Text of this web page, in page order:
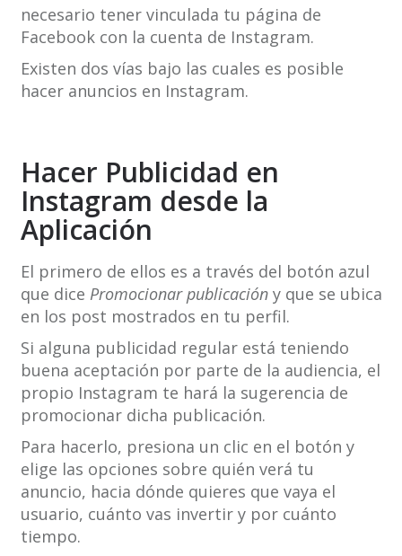
necesario tener vinculada tu página de
Facebook con la cuenta de Instagram.
Existen dos vías bajo las cuales es posible
hacer anuncios en Instagram.
Hacer Publicidad en
Instagram desde la
Aplicación
El primero de ellos es a través del botón azul
que dice Promocionar publicacióny que se ubica
en los post mostrados en tu perfil.
Si alguna publicidad regular está teniendo
buena aceptación por parte de la audiencia, el
propio Instagram te hará la sugerencia de
promocionar dicha publicación.
Para hacerlo, presiona un clic en el botón y
elige las opciones sobre quién verá tu
anuncio, hacia dónde quieres que vaya el
usuario, cuánto vas invertir y por cuánto
tiempo.